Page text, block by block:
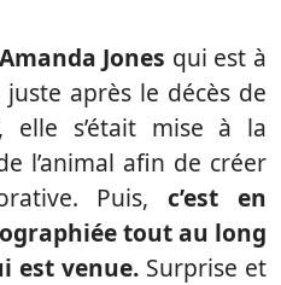
Jones qui est à
après le décès de
elle s’était mise à la
l’animal afin de créer
Puis,c’est en
tout au long
est venue. Surprise et